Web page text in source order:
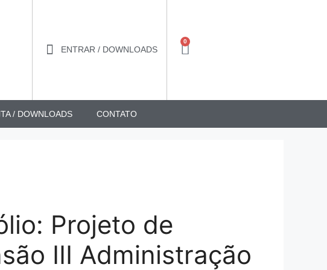
ENTRAR / DOWNLOADS
0
/ DOWNLOADS CONTATO
Projeto de
III Administração